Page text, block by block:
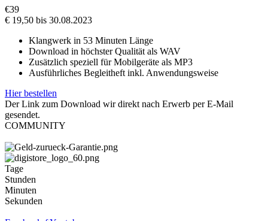
€39
€ 19,50 bis 30.08.2023
Klangwerk in 53 Minuten Länge
Download in höchster Qualität als WAV
Zusätzlich speziell für Mobilgeräte als MP3
Ausführliches Begleitheft inkl. Anwendungsweise
Hier bestellen
Der Link zum Download wir direkt nach Erwerb per E-Mail
gesendet.
COMMUNITY
Tage
Stunden
Minuten
Sekunden